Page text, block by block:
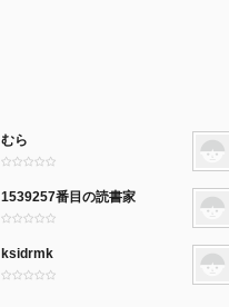
むら
1539257番目の読書家
ksidrmk